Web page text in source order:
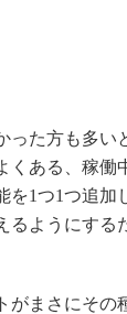
た方も多い
くある、稼働
を1つ1つ追
ようにする
まさにその